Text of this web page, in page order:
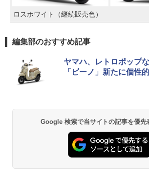
ロスホワイト（継続販売色）
編集部のおすすめ記事
ヤマハ、レトロポップ
「ビーノ」新たに個性
Google 検索で当サイトの記事を優先